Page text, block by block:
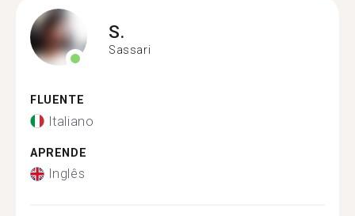
S.
Sassari
FLUENTE
Italiano
APRENDE
Inglês